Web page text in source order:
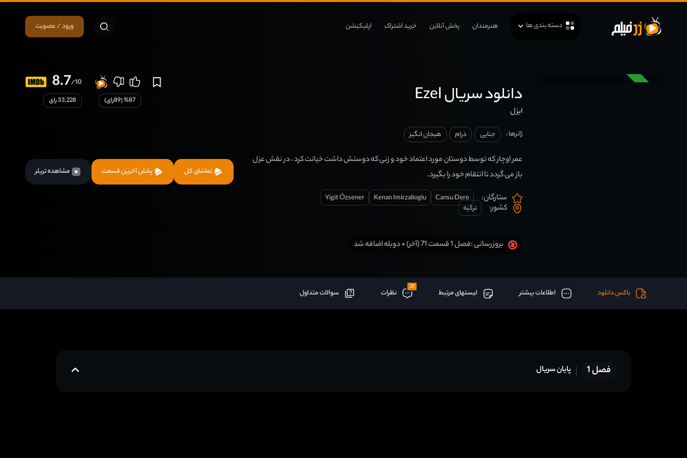
دسته بندی ها هنرمندان پخش آنلاین خرید اشتراک اپلیکیشن ورود / عضویت
دانلود سریال Ezel
ایزل
ژانرها : جنایی درام هیجان انگیز
عمر اوچار که توسط دوستان مورد اعتماد خود و زنی که دوستش داشت خیانت کرد ، در نقش عزل
باز می گردد تا انتقام خود را بگیرد.
ستارگان:
Cansu Dere
Kenan Imirzalioglu
Yigit Özsener
کشور: ترکیه
بروزرسانی :فصل 1 قسمت 71 (آخر) + دوبله اضافه شد
8.7/10
33,228 رای 87
% (
89رای)
تماشای کل پخش آخرین قسمت مشاهده تریلر
باکس دانلود اطلاعات بیشتر لیستهای مرتبط
21
نظرات سوالات متداول
فصل 1 پایان سریال